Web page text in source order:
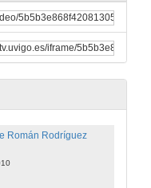
Bieito Lobeira
Román Rodríguez